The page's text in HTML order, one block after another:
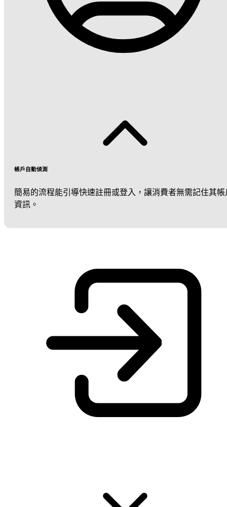
帳戶自動偵測
簡易的流程能引導快速註冊或登入，讓消費者無需記住其帳
資訊。